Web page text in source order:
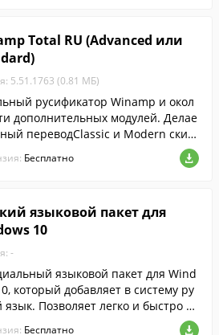
Total RU (Advanced или
5.51.1763 (0.81 МБ)
русификатор Winamp и окол
дополнительных модулей. Делае
переводClassic и Modern скин
Бесплатно
языковой пакет для
10
-
языковой пакет для Wind
который добавляет в систему ру
язык. Позволяет легко и быстро п
систему с английского на р
Бесплатно